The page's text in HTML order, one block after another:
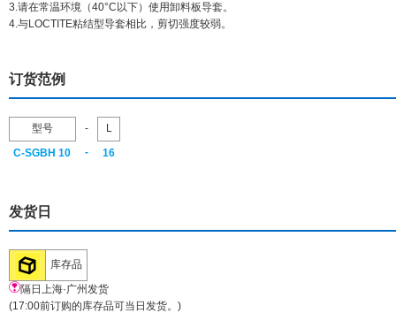
3.请在常温环境（40°C以下）使用卸料板导套。
4.与LOCTITE粘结型导套相比，剪切强度较弱。
订货范例
型号 -
L
C-SGBH 10
- 16
发货日
库存品
隔日上海·广州发货
(17:00前订购的库存品可当日发货。)